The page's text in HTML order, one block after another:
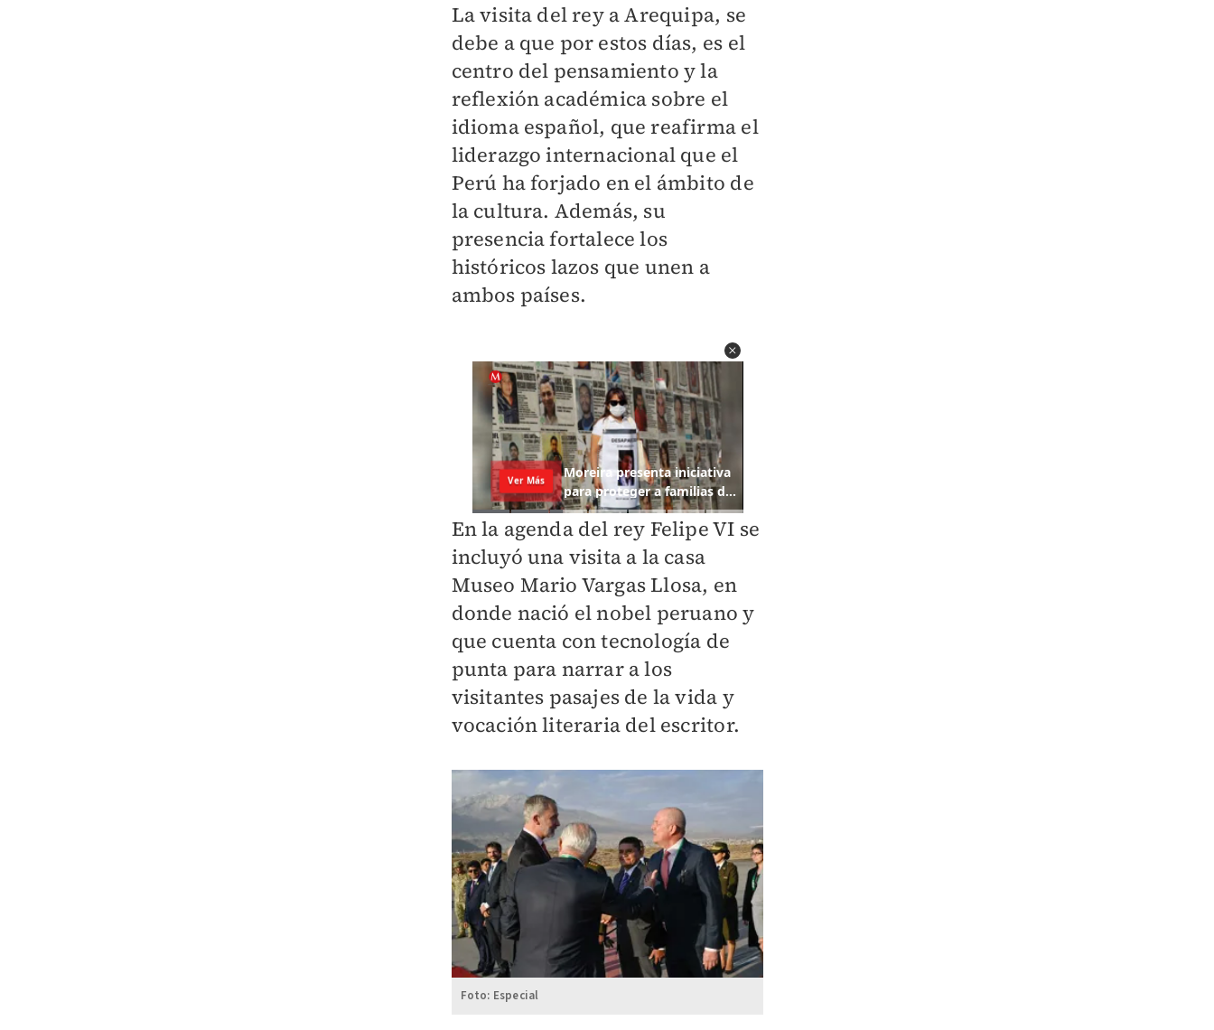
La visita del rey a Arequipa, se
debe a que por estos días, es el
centro del pensamiento y la
reflexión académica sobre el
idioma español, que reafirma el
liderazgo internacional que el
Perú ha forjado en el ámbito de
la cultura. Además, su
presencia fortalece los
históricos lazos que unen a
ambos países.
En la agenda del rey Felipe VI se
incluyó una visita a la casa
Museo Mario Vargas Llosa, en
donde nació el nobel peruano y
que cuenta con tecnología de
punta para narrar a los
visitantes pasajes de la vida y
vocación literaria del escritor.
Foto: Especial